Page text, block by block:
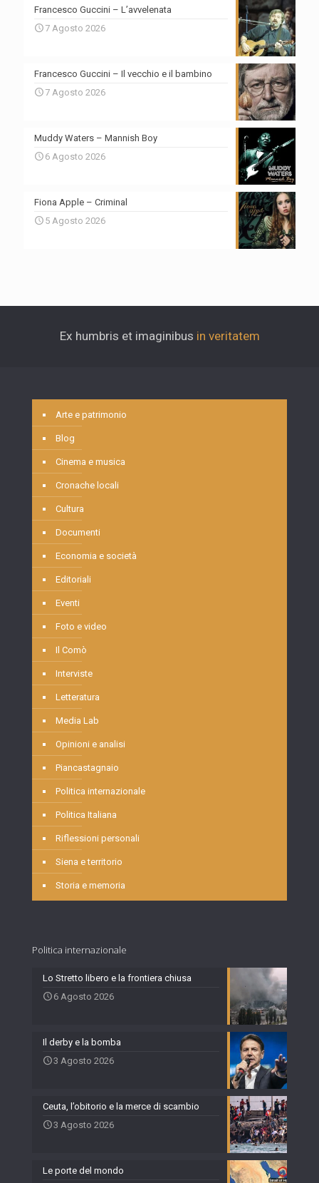
Francesco Guccini – L’avvelenata
7 Agosto 2026
Francesco Guccini – Il vecchio e il bambino
7 Agosto 2026
Muddy Waters – Mannish Boy
6 Agosto 2026
Fiona Apple – Criminal
5 Agosto 2026
Ex humbris et imaginibus in veritatem
Arte e patrimonio
Blog
Cinema e musica
Cronache locali
Cultura
Documenti
Economia e società
Editoriali
Eventi
Foto e video
Il Comò
Interviste
Letteratura
Media Lab
Opinioni e analisi
Piancastagnaio
Politica internazionale
Politica Italiana
Riflessioni personali
Siena e territorio
Storia e memoria
Politica internazionale
Lo Stretto libero e la frontiera chiusa
6 Agosto 2026
Il derby e la bomba
3 Agosto 2026
Ceuta, l’obitorio e la merce di scambio
3 Agosto 2026
Le porte del mondo